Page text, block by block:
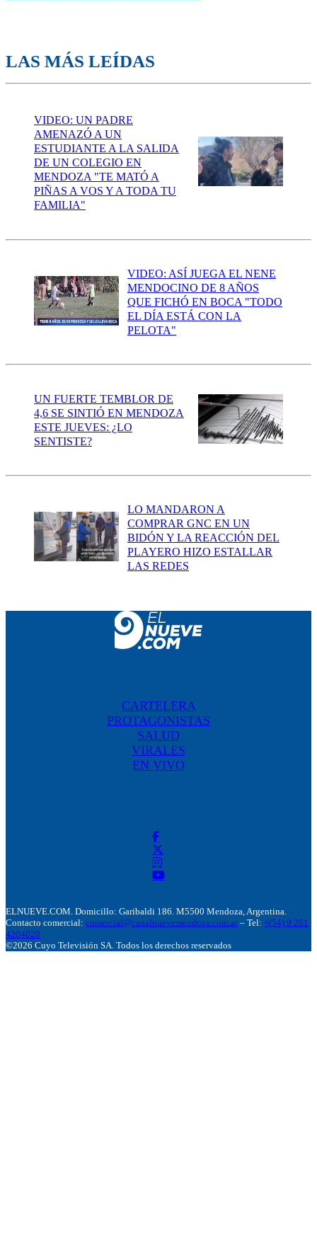
LAS MÁS LEÍDAS
VIDEO: UN PADRE
AMENAZÓ A UN
ESTUDIANTE A LA SALIDA
DE UN COLEGIO EN
MENDOZA "TE MATÓ A
PIÑAS A VOS Y A TODA TU
FAMILIA"
VIDEO: ASÍ JUEGA EL NENE
MENDOCINO DE 8 AÑOS
QUE FICHÓ EN BOCA "TODO
EL DÍA ESTÁ CON LA
PELOTA"
UN FUERTE TEMBLOR DE
4,6 SE SINTIÓ EN MENDOZA
ESTE JUEVES: ¿LO
SENTISTE?
LO MANDARON A
COMPRAR GNC EN UN
BIDÓN Y LA REACCIÓN DEL
PLAYERO HIZO ESTALLAR
LAS REDES
CARTELERA
PROTAGONISTAS
SALUD
VIRALES
EN VIVO
ELNUEVE.COM. Domicillo: Garibaldi 186. M5500 Mendoza, Argentina.
Contacto comercial: comercial@canalnuevemendoza.com.ar – Tel: +(54) 9 261
4204020
©2026 Cuyo Televisión SA. Todos los derechos reservados